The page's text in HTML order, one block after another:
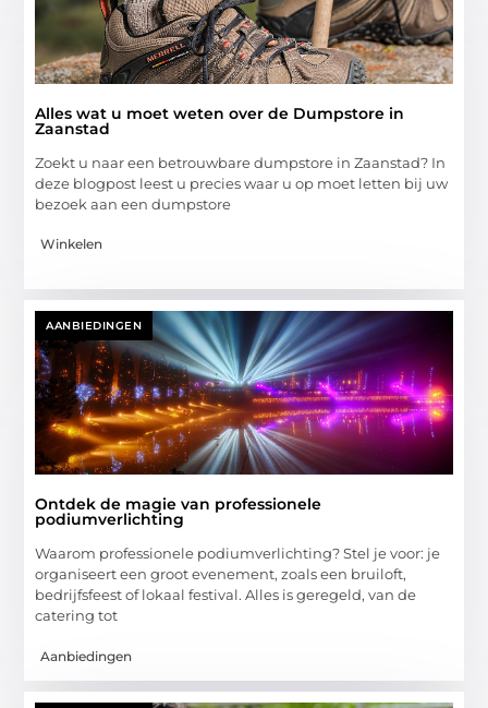
Alles wat u moet weten over de Dumpstore in
Zaanstad
Zoekt u naar een betrouwbare dumpstore in Zaanstad? In
deze blogpost leest u precies waar u op moet letten bij uw
bezoek aan een dumpstore
Winkelen
AANBIEDINGEN
Ontdek de magie van professionele
podiumverlichting
Waarom professionele podiumverlichting? Stel je voor: je
organiseert een groot evenement, zoals een bruiloft,
bedrijfsfeest of lokaal festival. Alles is geregeld, van de
catering tot
Aanbiedingen